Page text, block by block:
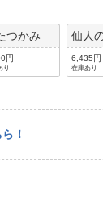
つかみ
円
り
仙人
6,435円
在庫あり
！